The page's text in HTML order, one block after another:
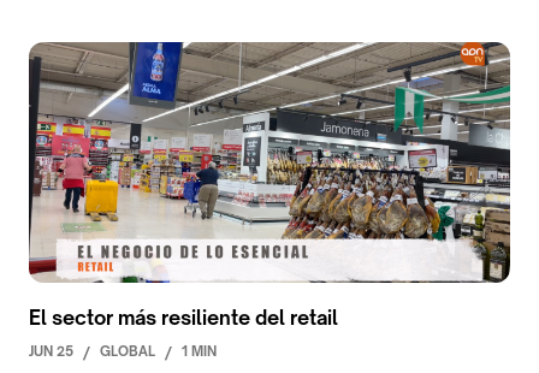
El sector más resiliente del retail
JUN 25 / GLOBAL / 1 MIN